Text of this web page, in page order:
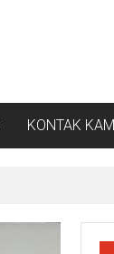
KONTAK